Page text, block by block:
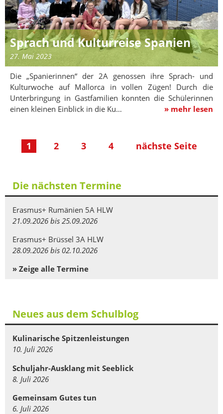
Sprach und Kulturreise Spanien
27. Mai 2023
Die „Spanierinnen“ der 2A genossen ihre Sprach- und
Kulturwoche auf Mallorca in vollen Zügen! Durch die
Unterbringung in Gastfamilien konnten die Schülerinnen
einen kleinen Einblick in die Ku…
» mehr lesen
1 2 3 4 nächste Seite
Die nächsten Termine
Erasmus+ Rumänien 5A HLW
21.09.2026 bis 25.09.2026
Erasmus+ Brüssel 3A HLW
28.09.2026 bis 02.10.2026
» Zeige alle Termine
Neues aus dem Schulblog
Kulinarische Spitzenleistungen
10. Juli 2026
Schuljahr-Ausklang mit Seeblick
8. Juli 2026
Gemeinsam Gutes tun
6. Juli 2026